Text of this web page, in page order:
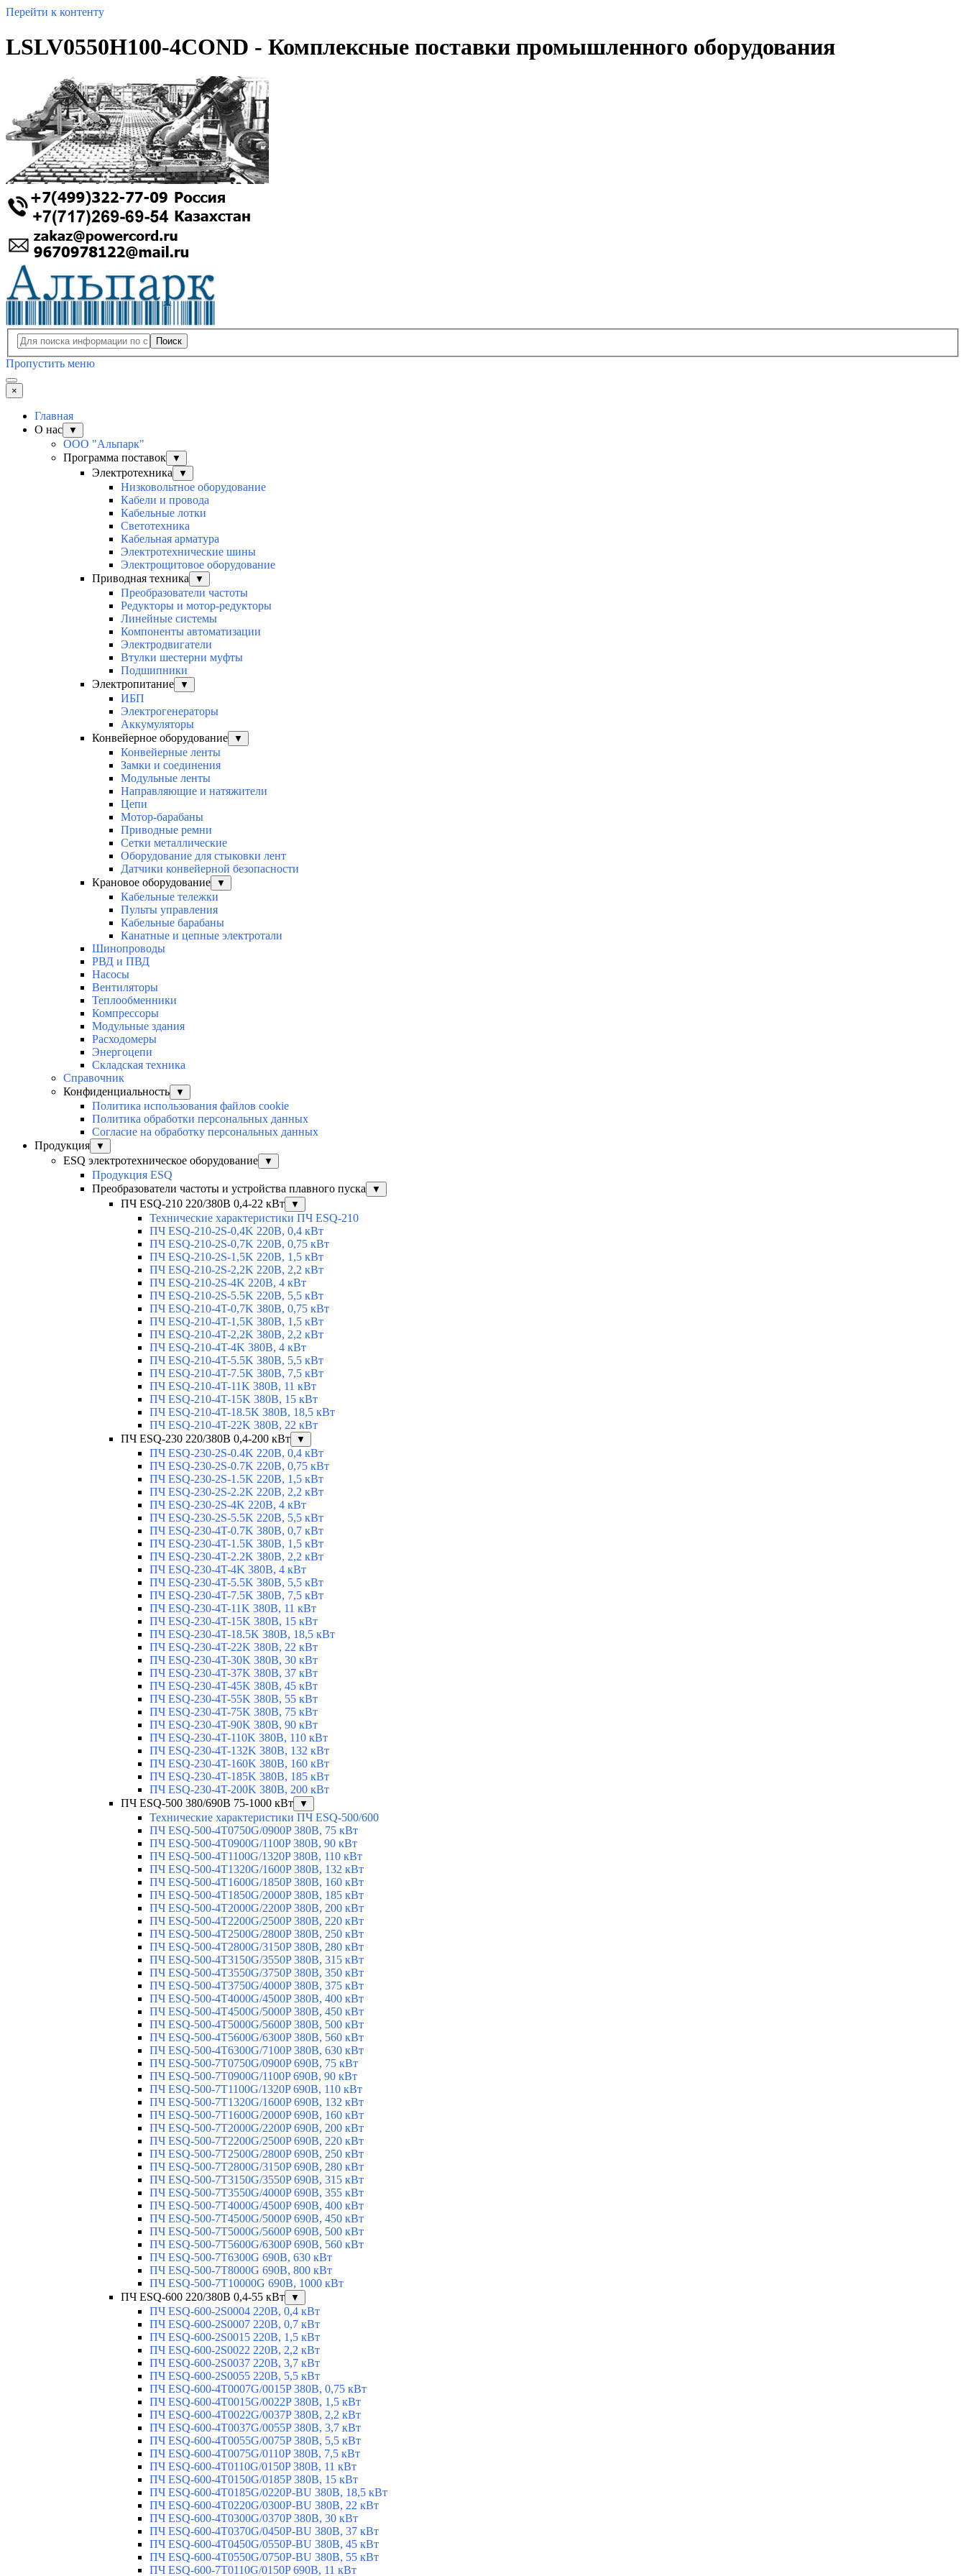
Перейти к контенту
LSLV0550H100-4COND - Комплексные поставки промышленного оборудования
Поиск
Пропустить меню
×
Главная
О нас
▼
ООО "Альпарк"
Программа поставок
▼
Электротехника ▼
Низковольтное оборудование
Кабели и провода
Кабельные лотки
Светотехника
Кабельная арматура
Электротехнические шины
Электрощитовое оборудование
Приводная техника
▼
Преобразователи частоты
Редукторы и мотор-редукторы
Линейные системы
Компоненты автоматизации
Электродвигатели
Втулки шестерни муфты
Подшипники
Электропитание
▼
ИБП
Электрогенераторы
Аккумуляторы
Конвейерное оборудование
▼
Конвейерные ленты
Замки и соединения
Модульные ленты
Направляющие и натяжители
Цепи
Мотор-барабаны
Приводные ремни
Сетки металлические
Оборудование для стыковки лент
Датчики конвейерной безопасности
Крановое оборудование
▼
Кабельные тележки
Пульты управления
Кабельные барабаны
Канатные и цепные электротали
Шинопроводы
РВД и ПВД
Насосы
Вентиляторы
Теплообменники
Компрессоры
Модульные здания
Расходомеры
Энергоцепи
Складская техника
Справочник
Конфиденциальность
▼
Политика использования файлов cookie
Политика обработки персональных данных
Согласие на обработку персональных данных
Продукция
▼
ESQ электротехническое оборудование ▼
Продукция ESQ
Преобразователи частоты и устройства плавного пуска
▼
ПЧ ESQ-210 220/380В 0,4-22 кВт ▼
Технические характеристики ПЧ ESQ-210
ПЧ ESQ-210-2S-0,4K 220В, 0,4 кВт
ПЧ ESQ-210-2S-0,7K 220В, 0,75 кВт
ПЧ ESQ-210-2S-1,5K 220В, 1,5 кВт
ПЧ ESQ-210-2S-2,2K 220В, 2,2 кВт
ПЧ ESQ-210-2S-4K 220В, 4 кВт
ПЧ ESQ-210-2S-5.5K 220В, 5,5 кВт
ПЧ ESQ-210-4T-0,7K 380В, 0,75 кВт
ПЧ ESQ-210-4T-1,5K 380В, 1,5 кВт
ПЧ ESQ-210-4T-2,2K 380В, 2,2 кВт
ПЧ ESQ-210-4T-4K 380В, 4 кВт
ПЧ ESQ-210-4T-5.5K 380В, 5,5 кВт
ПЧ ESQ-210-4T-7.5K 380В, 7,5 кВт
ПЧ ESQ-210-4T-11K 380В, 11 кВт
ПЧ ESQ-210-4T-15K 380В, 15 кВт
ПЧ ESQ-210-4T-18.5K 380В, 18,5 кВт
ПЧ ESQ-210-4T-22K 380В, 22 кВт
ПЧ ESQ-230 220/380В 0,4-200 кВт
▼
ПЧ ESQ-230-2S-0.4K 220В, 0,4 кВт
ПЧ ESQ-230-2S-0.7K 220В, 0,75 кВт
ПЧ ESQ-230-2S-1.5K 220В, 1,5 кВт
ПЧ ESQ-230-2S-2.2K 220В, 2,2 кВт
ПЧ ESQ-230-2S-4K 220В, 4 кВт
ПЧ ESQ-230-2S-5.5K 220В, 5,5 кВт
ПЧ ESQ-230-4T-0.7K 380В, 0,7 кВт
ПЧ ESQ-230-4T-1.5K 380В, 1,5 кВт
ПЧ ESQ-230-4T-2.2K 380В, 2,2 кВт
ПЧ ESQ-230-4T-4K 380В, 4 кВт
ПЧ ESQ-230-4T-5.5K 380В, 5,5 кВт
ПЧ ESQ-230-4T-7.5K 380В, 7,5 кВт
ПЧ ESQ-230-4T-11K 380В, 11 кВт
ПЧ ESQ-230-4T-15K 380В, 15 кВт
ПЧ ESQ-230-4T-18.5K 380В, 18,5 кВт
ПЧ ESQ-230-4T-22K 380В, 22 кВт
ПЧ ESQ-230-4T-30K 380В, 30 кВт
ПЧ ESQ-230-4T-37K 380В, 37 кВт
ПЧ ESQ-230-4T-45K 380В, 45 кВт
ПЧ ESQ-230-4T-55K 380В, 55 кВт
ПЧ ESQ-230-4T-75K 380В, 75 кВт
ПЧ ESQ-230-4T-90K 380В, 90 кВт
ПЧ ESQ-230-4T-110K 380В, 110 кВт
ПЧ ESQ-230-4T-132K 380В, 132 кВт
ПЧ ESQ-230-4T-160K 380В, 160 кВт
ПЧ ESQ-230-4T-185K 380В, 185 кВт
ПЧ ESQ-230-4T-200K 380В, 200 кВт
ПЧ ESQ-500 380/690В 75-1000 кВт
▼
Технические характеристики ПЧ ESQ-500/600
ПЧ ESQ-500-4T0750G/0900P 380В, 75 кВт
ПЧ ESQ-500-4T0900G/1100P 380В, 90 кВт
ПЧ ESQ-500-4T1100G/1320P 380В, 110 кВт
ПЧ ESQ-500-4T1320G/1600P 380В, 132 кВт
ПЧ ESQ-500-4T1600G/1850P 380В, 160 кВт
ПЧ ESQ-500-4T1850G/2000P 380В, 185 кВт
ПЧ ESQ-500-4T2000G/2200P 380В, 200 кВт
ПЧ ESQ-500-4T2200G/2500P 380В, 220 кВт
ПЧ ESQ-500-4T2500G/2800P 380В, 250 кВт
ПЧ ESQ-500-4T2800G/3150P 380В, 280 кВт
ПЧ ESQ-500-4T3150G/3550P 380В, 315 кВт
ПЧ ESQ-500-4T3550G/3750P 380В, 350 кВт
ПЧ ESQ-500-4T3750G/4000P 380В, 375 кВт
ПЧ ESQ-500-4T4000G/4500P 380В, 400 кВт
ПЧ ESQ-500-4T4500G/5000P 380В, 450 кВт
ПЧ ESQ-500-4T5000G/5600P 380В, 500 кВт
ПЧ ESQ-500-4T5600G/6300P 380В, 560 кВт
ПЧ ESQ-500-4T6300G/7100P 380В, 630 кВт
ПЧ ESQ-500-7T0750G/0900P 690В, 75 кВт
ПЧ ESQ-500-7T0900G/1100P 690В, 90 кВт
ПЧ ESQ-500-7T1100G/1320P 690В, 110 кВт
ПЧ ESQ-500-7T1320G/1600P 690В, 132 кВт
ПЧ ESQ-500-7T1600G/2000P 690В, 160 кВт
ПЧ ESQ-500-7T2000G/2200P 690В, 200 кВт
ПЧ ESQ-500-7T2200G/2500P 690В, 220 кВт
ПЧ ESQ-500-7T2500G/2800P 690В, 250 кВт
ПЧ ESQ-500-7T2800G/3150P 690В, 280 кВт
ПЧ ESQ-500-7T3150G/3550P 690В, 315 кВт
ПЧ ESQ-500-7T3550G/4000P 690В, 355 кВт
ПЧ ESQ-500-7T4000G/4500P 690В, 400 кВт
ПЧ ESQ-500-7T4500G/5000P 690В, 450 кВт
ПЧ ESQ-500-7T5000G/5600P 690В, 500 кВт
ПЧ ESQ-500-7T5600G/6300P 690В, 560 кВт
ПЧ ESQ-500-7T6300G 690В, 630 кВт
ПЧ ESQ-500-7T8000G 690В, 800 кВт
ПЧ ESQ-500-7T10000G 690В, 1000 кВт
ПЧ ESQ-600 220/380В 0,4-55 кВт
▼
ПЧ ESQ-600-2S0004 220В, 0,4 кВт
ПЧ ESQ-600-2S0007 220В, 0,7 кВт
ПЧ ESQ-600-2S0015 220В, 1,5 кВт
ПЧ ESQ-600-2S0022 220В, 2,2 кВт
ПЧ ESQ-600-2S0037 220В, 3,7 кВт
ПЧ ESQ-600-2S0055 220В, 5,5 кВт
ПЧ ESQ-600-4T0007G/0015P 380В, 0,75 кВт
ПЧ ESQ-600-4T0015G/0022P 380В, 1,5 кВт
ПЧ ESQ-600-4T0022G/0037P 380В, 2,2 кВт
ПЧ ESQ-600-4T0037G/0055P 380В, 3,7 кВт
ПЧ ESQ-600-4T0055G/0075P 380В, 5,5 кВт
ПЧ ESQ-600-4T0075G/0110P 380В, 7,5 кВт
ПЧ ESQ-600-4T0110G/0150P 380В, 11 кВт
ПЧ ESQ-600-4T0150G/0185P 380В, 15 кВт
ПЧ ESQ-600-4T0185G/0220P-BU 380В, 18,5 кВт
ПЧ ESQ-600-4T0220G/0300P-BU 380В, 22 кВт
ПЧ ESQ-600-4T0300G/0370P 380В, 30 кВт
ПЧ ESQ-600-4T0370G/0450P-BU 380В, 37 кВт
ПЧ ESQ-600-4T0450G/0550P-BU 380В, 45 кВт
ПЧ ESQ-600-4T0550G/0750P-BU 380В, 55 кВт
ПЧ ESQ-600-7T0110G/0150P 690В, 11 кВт